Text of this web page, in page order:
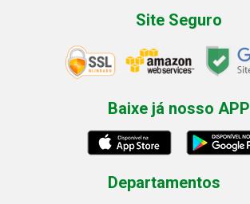
Site Seguro
Baixe já nosso APP
Departamentos